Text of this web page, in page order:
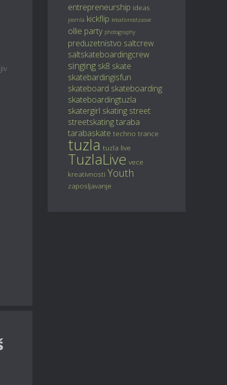
entrepreneurship ideas
joomla kickflip kreativnostzasve
ollie party photography
preduzetnistvo saltcrew
saltskateboardingcrew
singing sk8 skate
skatebardingisfun
skateboard skateboarding
skateboardingtuzla
skatergirl skating street
streetskating taraba
tarabaskate techno trance
tuzla tuzla live
TuzlaLive vece
kreativnosti Youth
zaposljavanje